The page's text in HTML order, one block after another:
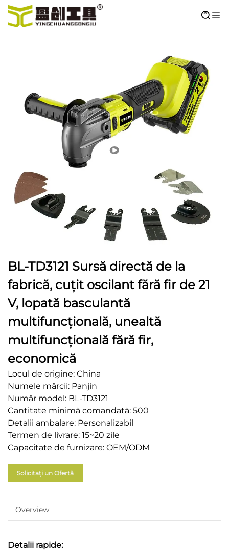
BL-TD3121 Sursă directă de la
fabrică, cuțit oscilant fără fir de 21
V, lopată basculantă
multifuncțională, unealtă
multifuncțională fără fir,
economică
Locul de origine: China
Numele mărcii: Panjin
Număr model: BL-TD3121
Cantitate minimă comandată: 500
Detalii ambalare: Personalizabil
Termen de livrare: 15~20 zile
Capacitate de furnizare: OEM/ODM
Solicitați un Ofertă
Overview
Detalii rapide: